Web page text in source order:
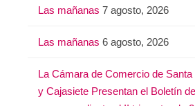
Las mañanas 7 agosto, 2026
Las mañanas 6 agosto, 2026
La Cámara de Comercio de Santa
y Cajasiete Presentan el Boletín